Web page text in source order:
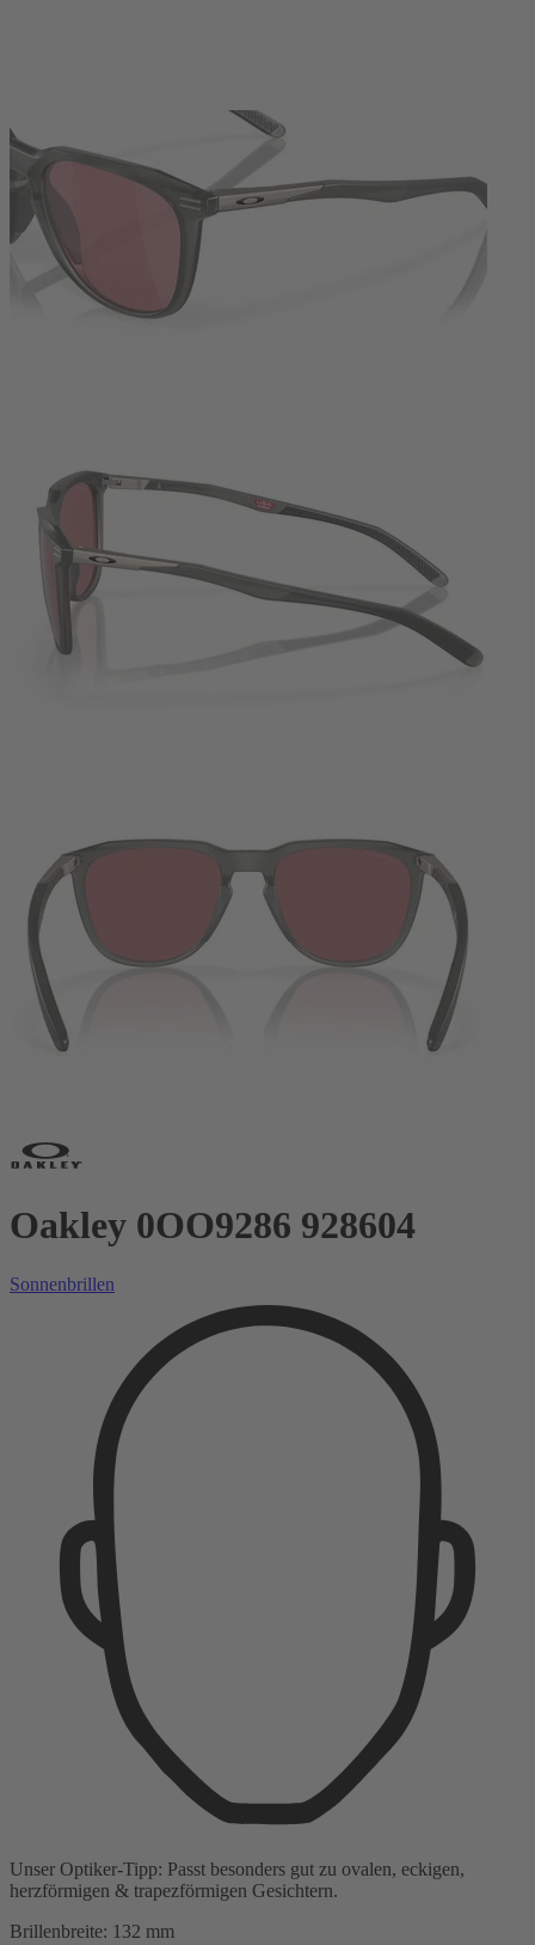
Oakley 0OO9286 928604
Sonnenbrillen
Unser Optiker-Tipp: Passt besonders gut zu ovalen, eckigen,
herzförmigen & trapezförmigen Gesichtern.
Brillenbreite: 132 mm